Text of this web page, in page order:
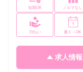
短期OK ノルマなし
日払い 週１～OK
求人情報